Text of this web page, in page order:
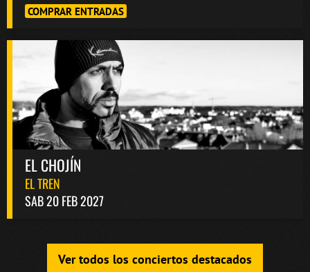
COMPRAR ENTRADAS
EL CHOJÍN
EL TREN
SAB 20 FEB 2027
Ver todos los conciertos destacados